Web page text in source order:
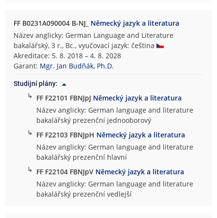
FF B0231A090004 B-NJ_ Německý jazyk a literatura
Název anglicky: German Language and Literature
bakalářský, 3 r., Bc., vyučovací jazyk: čeština
Akreditace: 5. 8. 2018 – 4. 8. 2028
Garant: Mgr. Jan Budňák, Ph.D.
Studijní plány:
↳ FF F22101 FBNJpJ Německý jazyk a literatura
Název anglicky: German language and literature
bakalářský prezenční jednooborový
↳ FF F22103 FBNJpH Německý jazyk a literatura
Název anglicky: German language and literature
bakalářský prezenční hlavní
↳ FF F22104 FBNJpV Německý jazyk a literatura
Název anglicky: German language and literature
bakalářský prezenční vedlejší